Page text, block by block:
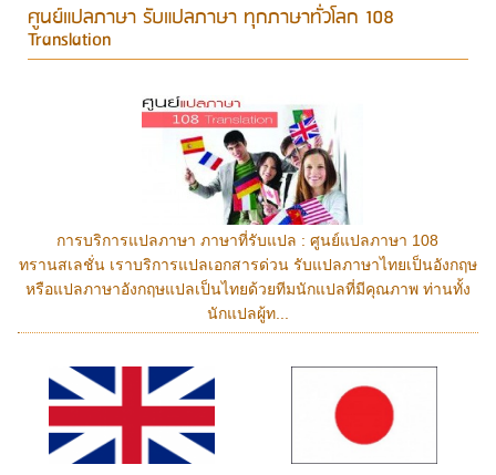
ศูนย์แปลภาษา รับแปลภาษา ทุกภาษาทั่วโลก 108
Translation
การบริการแปลภาษา ภาษาที่รับแปล : ศูนย์แปลภาษา 108
ทรานสเลชั่น เราบริการแปลเอกสารด่วน รับแปลภาษาไทยเป็นอังกฤษ
หรือแปลภาษาอังกฤษแปลเป็นไทยด้วยทีมนักแปลที่มีคุณภาพ ท่านทั้ง
นักแปลผู้ท...